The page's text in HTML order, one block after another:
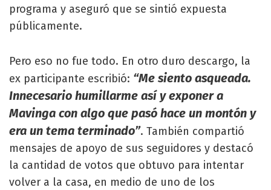
programa y aseguró que se sintió expuesta
públicamente.
Pero eso no fue todo. En otro duro descargo, la
ex participante escribió: “Me siento asqueada.
Innecesario humillarme así y exponer a
Mavinga con algo que pasó hace un montón y
era un tema terminado”. También compartió
mensajes de apoyo de sus seguidores y destacó
la cantidad de votos que obtuvo para intentar
volver a la casa, en medio de uno de los